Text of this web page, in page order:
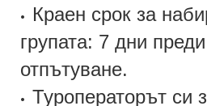
•
Краен срок за
групата: 7 дни
отпътуване.
• Туроператорът си